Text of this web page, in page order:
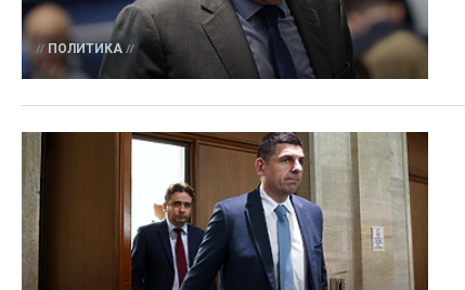
ПОЛИТИКА